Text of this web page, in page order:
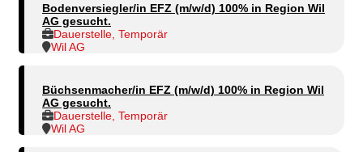
Bodenversiegler/in EFZ (m/w/d) 100% in Region Wil
AG gesucht.
Dauerstelle, Temporär
Wil AG
Büchsenmacher/in EFZ (m/w/d) 100% in Region Wil
AG gesucht.
Dauerstelle, Temporär
Wil AG